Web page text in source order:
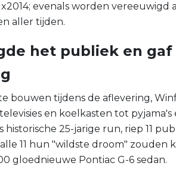
evenals worden vereeuwigd
aller tijden.
het publiek en
bouwen tijdens de aflevering,
en koelkasten tot
historische 25-jarige run, riep 11
11 hun "wildste droom" zouden
gloednieuwe Pontiac G-6 sedan.